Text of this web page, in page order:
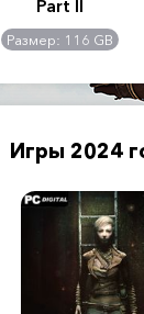
Part II
Remastered
Размер: 116 GB
Игры 2024